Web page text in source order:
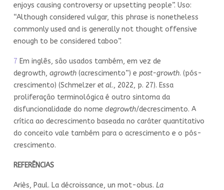
enjoys causing controversy or upsetting people”. Uso:
“Although considered vulgar, this phrase is nonetheless
commonly used and is generally not thought offensive
enough to be considered taboo”.
7 Em inglês, são usados também, em vez de
degrowth, agrowth (acrescimento”) e post-growth. (pós-
crescimento) (Schmelzer et al., 2022, p. 27). Essa
proliferação terminológica é outro sintoma da
disfuncionalidade do nome degrowth/decrescimento. A
crítica ao decrescimento baseada no caráter quantitativo
do conceito vale também para o acrescimento e o pós-
crescimento.
REFERÊNCIAS
Ariès, Paul. La décroissance, un mot-obus. La